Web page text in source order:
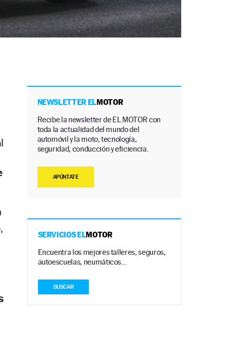
NEWSLETTER ELMOTOR
Recibe la newsletter de EL MOTOR con
toda la actualidad del mundo del
automóvil y la moto, tecnología,
seguridad, conducción y eficiencia.
APÚNTATE
SERVICIOS ELMOTOR
Encuentra los mejores talleres, seguros,
autoescuelas, neumáticos…
BUSCAR